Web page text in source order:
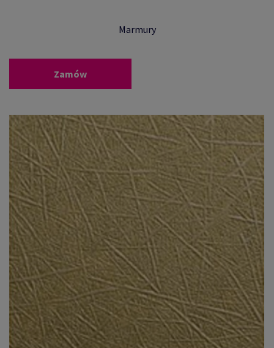
Marmury
Zamów